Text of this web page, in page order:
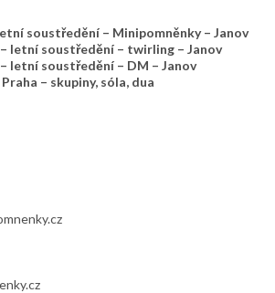
soustředění – Minipomněnky – Janov
– letní soustředění – twirling – Janov
– letní soustředění – DM – Janov
– skupiny, sóla, dua